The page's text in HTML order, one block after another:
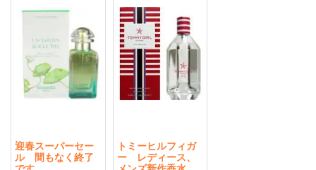
迎春スーパーセー
ル 間もなく終了
トミーヒルフィガ
ー レディース、